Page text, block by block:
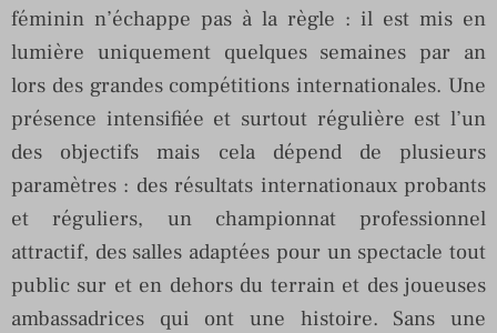
féminin n’échappe pas à la règle : il est mis en
lumière uniquement quelques semaines par an
lors des grandes compétitions internationales. Une
présence intensifiée et surtout régulière est l’un
des objectifs mais cela dépend de plusieurs
paramètres : des résultats internationaux probants
et réguliers, un championnat professionnel
attractif, des salles adaptées pour un spectacle tout
public sur et en dehors du terrain et des joueuses
ambassadrices qui ont une histoire. Sans une